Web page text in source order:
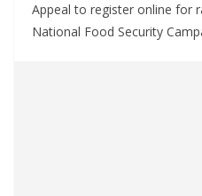
Appeal to register online for
National Food Security